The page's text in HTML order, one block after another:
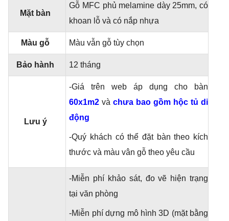
Mặt bàn
Gỗ MFC phủ melamine dày 25mm, có
khoan lỗ và có nắp nhựa
Màu gỗ Màu vẫn gỗ tùy chọn
Bảo hành 12 tháng
Lưu ý
-Giá trên web áp dụng cho bàn
60x1m2 vàchưa bao gồm hộc tủ di
động
-Quý khách có thể đặt bàn theo kích
thước và màu vân gỗ theo yêu cầu
-Miễn phí khảo sát, đo vẽ hiện trạng
tại văn phòng
-Miễn phí dựng mô hình 3D (mặt bằng